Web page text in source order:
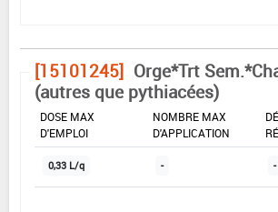
[15101245] Orge*Trt
(autres que pythiacées)
DOSE MAX
D'EMPLOI
NOMBRE MAX
D'APPLICATION
0,33 L/q - -